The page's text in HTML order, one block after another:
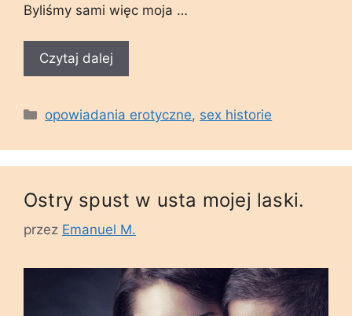
Byliśmy sami więc moja …
Czytaj dalej
Kategorie
opowiadania erotyczne, sex historie
Ostry spust w usta mojej laski.
przez Emanuel M.